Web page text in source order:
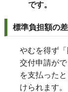
です。
標準負担額の
やむを得ず
交付申請が
を支払った
けられます